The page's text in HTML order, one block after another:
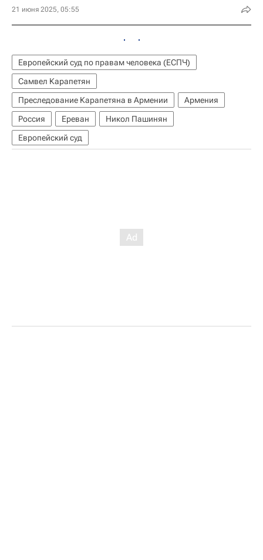
21 июня 2025, 05:55
Европейский суд по правам человека (ЕСПЧ)
Самвел Карапетян
Преследование Карапетяна в Армении
Армения
Россия
Ереван
Никол Пашинян
Европейский суд